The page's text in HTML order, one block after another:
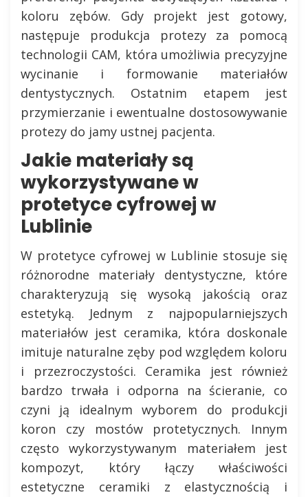
koloru zębów. Gdy projekt jest gotowy,
następuje produkcja protezy za pomocą
technologii CAM, która umożliwia precyzyjne
wycinanie i formowanie materiałów
dentystycznych. Ostatnim etapem jest
przymierzanie i ewentualne dostosowywanie
protezy do jamy ustnej pacjenta.
Jakie materiały są
wykorzystywane w
protetyce cyfrowej w
Lublinie
W protetyce cyfrowej w Lublinie stosuje się
różnorodne materiały dentystyczne, które
charakteryzują się wysoką jakością oraz
estetyką. Jednym z najpopularniejszych
materiałów jest ceramika, która doskonale
imituje naturalne zęby pod względem koloru
i przezroczystości. Ceramika jest również
bardzo trwała i odporna na ścieranie, co
czyni ją idealnym wyborem do produkcji
koron czy mostów protetycznych. Innym
często wykorzystywanym materiałem jest
kompozyt, który łączy właściwości
estetyczne ceramiki z elastycznością i